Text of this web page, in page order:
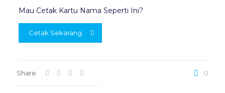
Mau Cetak Kartu Nama Seperti Ini?
Cetak Sekarang
Share 0